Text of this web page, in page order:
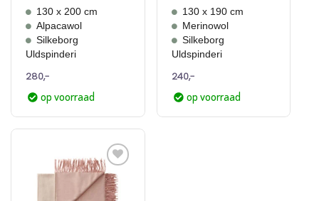
Gewaardeerd
5
uit 5
130 x 200 cm
Alpacawol
Silkeborg
Uldspinderi
280,-
op voorraad
130 x 190 cm
Merinowol
Silkeborg
Uldspinderi
240,-
op voorraad
Aan
verlanglijst
toevoegen